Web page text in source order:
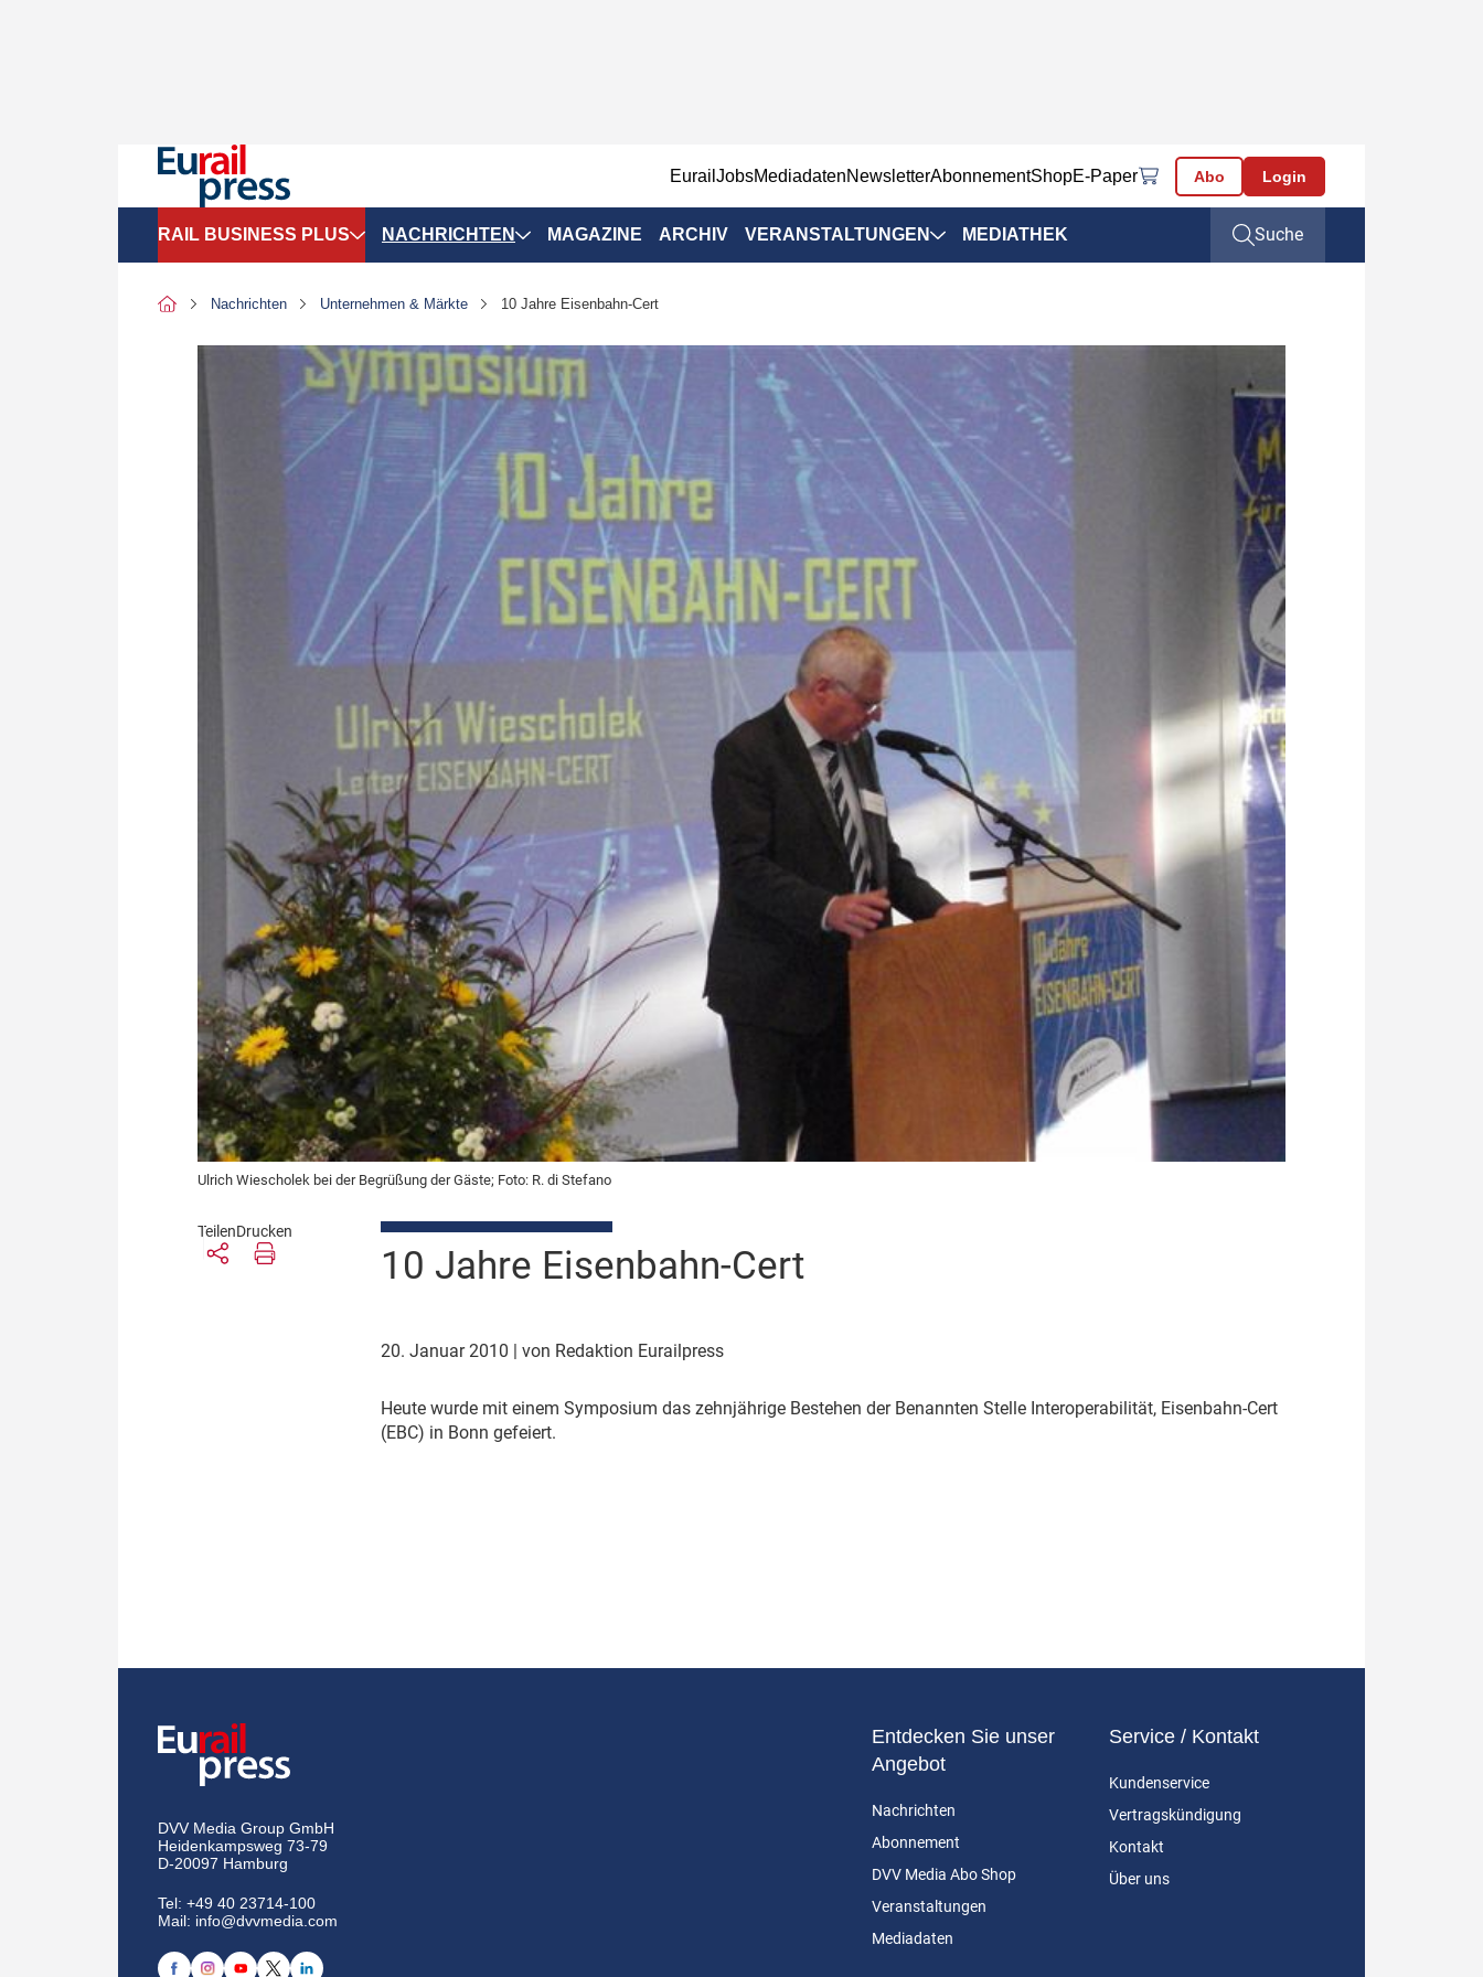
EurailJobsMediadatenNewsletterAbonnementShopE-Paper Abo Login
RAIL BUSINESS PLUS
SPNV-Marktdaten
Verbände: Wer spricht für
Marktplatz: Wer macht was?
Dossier: Generalsanierung
Dossier: ETCS
Dossier:
Stellwerksbesetzung
NACHRICHTEN
Personen & Positionen
Unternehmen & Märkte
Betrieb & Services
Fahrzeuge & Komponenten
Infrastruktur & Ausrüstung
ÖPNV
MAGAZINE ARCHIV VERANSTALTUNGEN
Rad-Schiene Tagung
IRSA 2025
Branchentermine
Eurailpress Career Boost
MEDIATHEK Suche
Nachrichten Unternehmen & Märkte 10 Jahre Eisenbahn-Cert
10 Jahre Eisenbahn-Cert
Ulrich Wiescholek bei der Begrüßung der Gäste; Foto: R. di Stefano
20. Januar 2010 | von Redaktion Eurailpress
Heute wurde mit einem Symposium das zehnjährige Bestehen der Benannten Stelle Interoperabilität, Eisenbahn-Cert
(EBC) in Bonn gefeiert.
TeilenDrucken
DVV Media Group GmbH
Heidenkampsweg 73-79
D-20097 Hamburg
Tel: +49 40 23714-100
Mail: info@dvvmedia.com
Entdecken Sie unser
Angebot
Nachrichten
Abonnement
DVV Media Abo Shop
Veranstaltungen
Mediadaten
Service / Kontakt
Kundenservice
Vertragskündigung
Kontakt
Über uns